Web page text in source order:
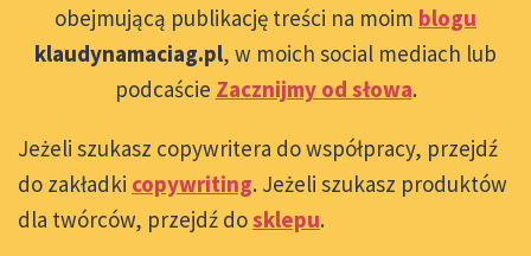
obejmującą publikację treści na moim blogu
klaudynamaciag.pl, w moich social mediach lub
podcaście Zacznijmy od słowa.
Jeżeli szukasz copywritera do współpracy, przejdź
do zakładki copywriting. Jeżeli szukasz produktów
dla twórców, przejdź dosklepu.